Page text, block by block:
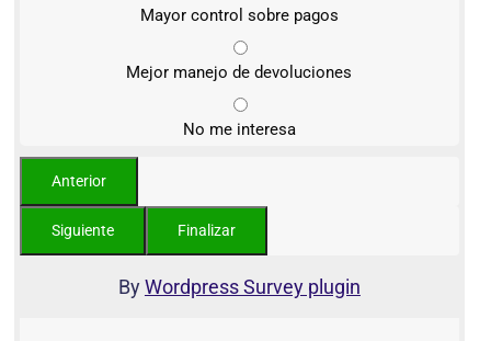
Mayor control sobre pagos
Mejor manejo de devoluciones
No me interesa
ByWordpress Survey plugin